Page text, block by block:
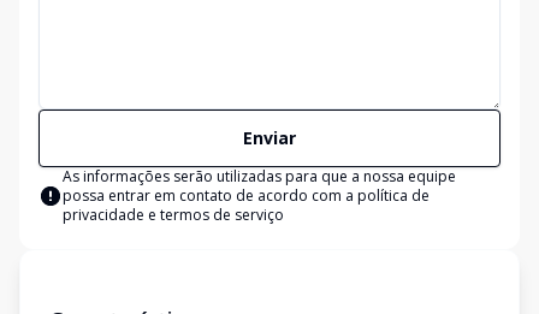
Enviar
As informações serão utilizadas para que a nossa equipe
possa entrar em contato de acordo com a política de
privacidade e termos de serviço